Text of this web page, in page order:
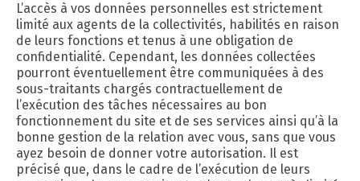
L’accès à vos données personnelles est strictement
limité aux agents de la collectivités, habilités en raison
de leurs fonctions et tenus à une obligation de
confidentialité. Cependant, les données collectées
pourront éventuellement être communiquées à des
sous-traitants chargés contractuellement de
l’exécution des tâches nécessaires au bon
fonctionnement du site et de ses services ainsi qu’à la
bonne gestion de la relation avec vous, sans que vous
ayez besoin de donner votre autorisation. Il est
précisé que, dans le cadre de l’exécution de leurs